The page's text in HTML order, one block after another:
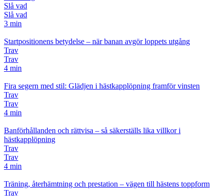
Slå vad
Slå vad
3 min
Startpositionens betydelse – när banan avgör loppets utgång
Trav
Trav
4 min
Fira segern med stil: Glädjen i hästkapplöpning framför vinsten
Trav
Trav
4 min
Banförhållanden och rättvisa – så säkerställs lika villkor i
hästkapplöpning
Trav
Trav
4 min
Träning, återhämtning och prestation – vägen till hästens toppform
Trav